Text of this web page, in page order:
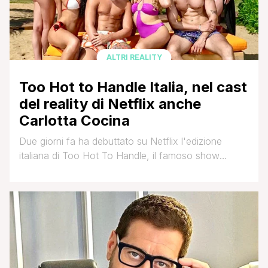
ALTRI REALITY
Too Hot to Handle Italia, nel cast
del reality di Netflix anche
Carlotta Cocina
Due giorni fa ha debuttato su Netflix l'edizione
italiana di Too Hot To Handle, il famoso show
montepremi di 100 mila euro devono astenersi
dall’avere qualsiasi tipo di rapporto fisico con gli altri
concorrenti. Una dura sfida, che già [']